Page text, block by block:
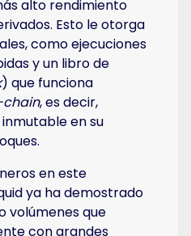
alto rendimiento
Esto le otorga
como ejecuciones
y un libro de
) que funciona
, es decir,
en su
en este
ya ha demostrado
volúmenes que
con grandes